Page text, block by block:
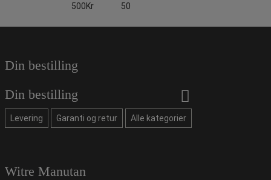
500Kr
50
Din bestilling
Din bestilling
Levering Garanti og retur Alle kategorier
Witre Manutan